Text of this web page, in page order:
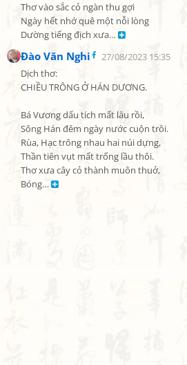
Thơ vào sắc cỏ ngàn thu gợi
Ngày hết nhớ quê một nỗi lòng
Dường tiếng địch xưa…
Đào Văn Nghi
27/08/2023 15:35
Dịch thơ:
CHIỀU TRÔNG Ở HÁN DƯƠNG.
Bá Vương dấu tích mất lâu rồi,
Sông Hán đêm ngày nước cuộn trôi.
Rùa, Hạc trông nhau hai núi dựng,
Thần tiên vụt mất trống lầu thôi.
Thơ xưa cây cỏ thành muôn thuở,
Bóng…